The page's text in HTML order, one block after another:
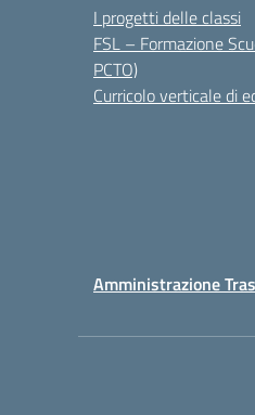
I progetti delle classi
FSL – Formazione
PCTO)
Curricolo verticale di
Amministrazione